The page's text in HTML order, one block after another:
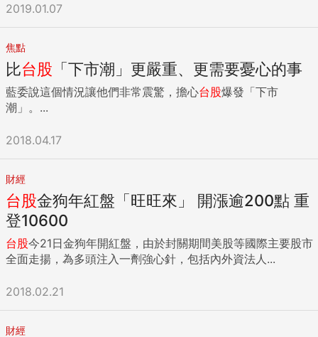
2019.01.07
焦點
比台股 「下市潮」更嚴重、更需要憂心的事
藍委說這個情況讓他們非常震驚，擔心台股爆發「下市
潮」。...
2018.04.17
財經
台股金狗年紅盤「旺旺來」 開漲逾200點 重
登10600
台股今21日金狗年開紅盤，由於封關期間美股等國際主要股市
全面走揚，為多頭注入一劑強心針，包括內外資法人...
2018.02.21
財經